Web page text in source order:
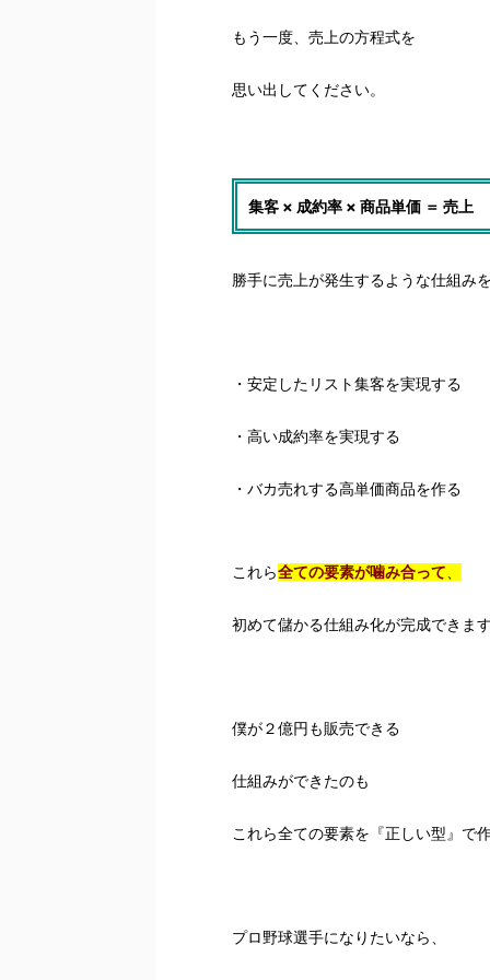
もう一度、売上の方程式を
思い出してください。
集客 × 成約率 × 商品単価 ＝ 売上
勝手に売上が発生するような仕組み
・安定したリスト集客を実現する
・高い成約率を実現する
・バカ売れする高単価商品を作る
これら全ての要素が噛み合って
初めて儲かる仕組み化が完成できます
僕が２億円も販売できる
仕組みができたのも
これら全ての要素を『正しい型』で
プロ野球選手になりたいなら、